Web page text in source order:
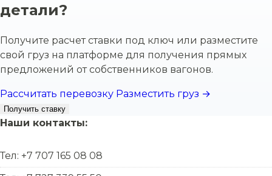
детали?
Получите расчет ставки под ключ или разместите
свой груз на платформе для получения прямых
предложений от собственников вагонов.
Рассчитать перевозку Разместить груз →
Получить ставку
Наши контакты:
Тел: +7 707 165 08 08